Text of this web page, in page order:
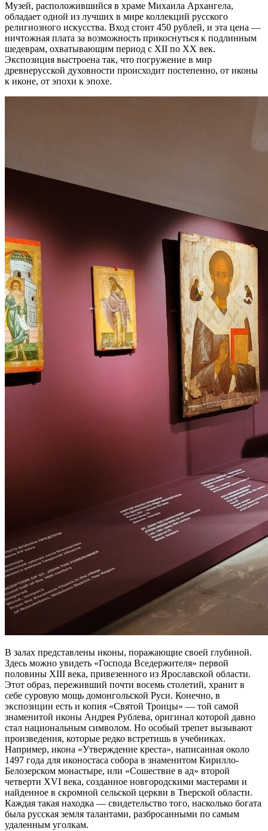
Музей, расположившийся в храме Михаила Архангела,
обладает одной из лучших в мире коллекций русского
религиозного искусства. Вход стоит 450 рублей, и эта цена —
ничтожная плата за возможность прикоснуться к подлинным
шедеврам, охватывающим период с XII по XX век.
Экспозиция выстроена так, что погружение в мир
древнерусской духовности происходит постепенно, от иконы
к иконе, от эпохи к эпохе.
В залах представлены иконы, поражающие своей глубиной.
Здесь можно увидеть «Господа Вседержителя» первой
половины XIII века, привезенного из Ярославской области.
Этот образ, переживший почти восемь столетий, хранит в
себе суровую мощь домонгольской Руси. Конечно, в
экспозиции есть и копия «Святой Троицы» — той самой
знаменитой иконы Андрея Рублева, оригинал которой давно
стал национальным символом. Но особый трепет вызывают
произведения, которые редко встретишь в учебниках.
Например, икона «Утверждение креста», написанная около
1497 года для иконостаса собора в знаменитом Кирилло-
Белозерском монастыре, или «Сошествие в ад» второй
четверти XVI века, созданное новгородскими мастерами и
найденное в скромной сельской церкви в Тверской области.
Каждая такая находка — свидетельство того, насколько богата
была русская земля талантами, разбросанными по самым
удаленным уголкам.